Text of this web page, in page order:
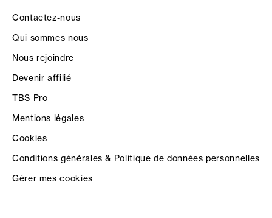
Contactez-nous
Qui sommes nous
Nous rejoindre
Devenir affilié
TBS Pro
Mentions légales
Cookies
Conditions générales & Politique de données personnelles
Gérer mes cookies